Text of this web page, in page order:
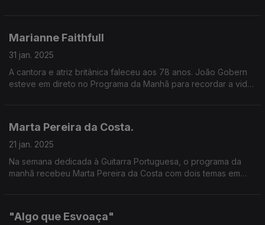
Marianne Faithfull
31 jan. 2025
A cantora e atriz britânica faleceu aos 78 anos. João Gobern
esteve em direto no Programa da Manhã para recordar a vida
Marta Pereira da Costa.
21 jan. 2025
Na semana dedicada à Guitarra Portuguesa, o programa da
manhã recebeu Marta Pereira da Costa com dois temas em
"Algo que Esvoaça"